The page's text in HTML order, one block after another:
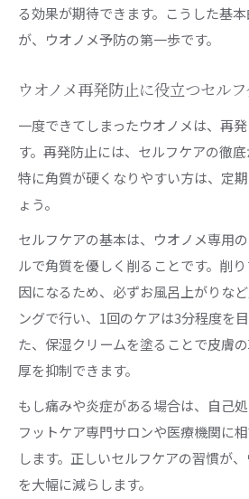
る効果が期待できます。こうした基
が、ウオノメ予防の第一歩です。
ウオノメ再発防止に役立つセル
一度できてしまったウオノメは、再
す。再発防止には、セルフケアの徹底
特に角質が硬くなりやすい方は、定
ょう。
セルフケアの基本は、ウオノメ専用
ルで角質を優しく削ることです。削
因になるため、必ずお風呂上がりな
ングで行い、1回のケアは3分程度を
た、保湿クリームを塗ることで皮膚
厚を抑制できます。
もし痛みや炎症がある場合は、自己
フットケア専門サロンや医療機関に
します。正しいセルフケアの習慣が
を大幅に減らします。